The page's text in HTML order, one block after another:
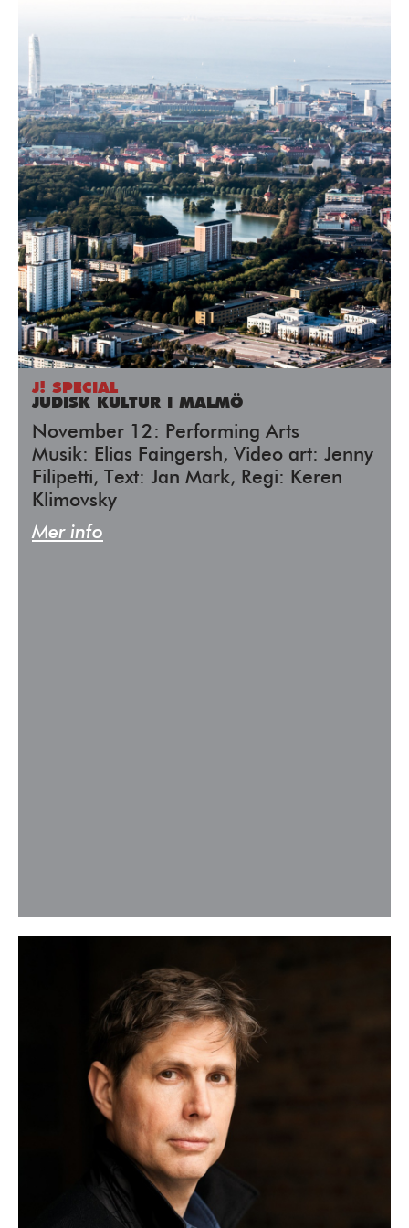
J! SPECIAL
JUDISK KULTUR I MALMÖ
November 12: Performing Arts
Musik: Elias Faingersh, Video art: Jenny
Filipetti, Text: Jan Mark, Regi: Keren
Klimovsky
Mer info